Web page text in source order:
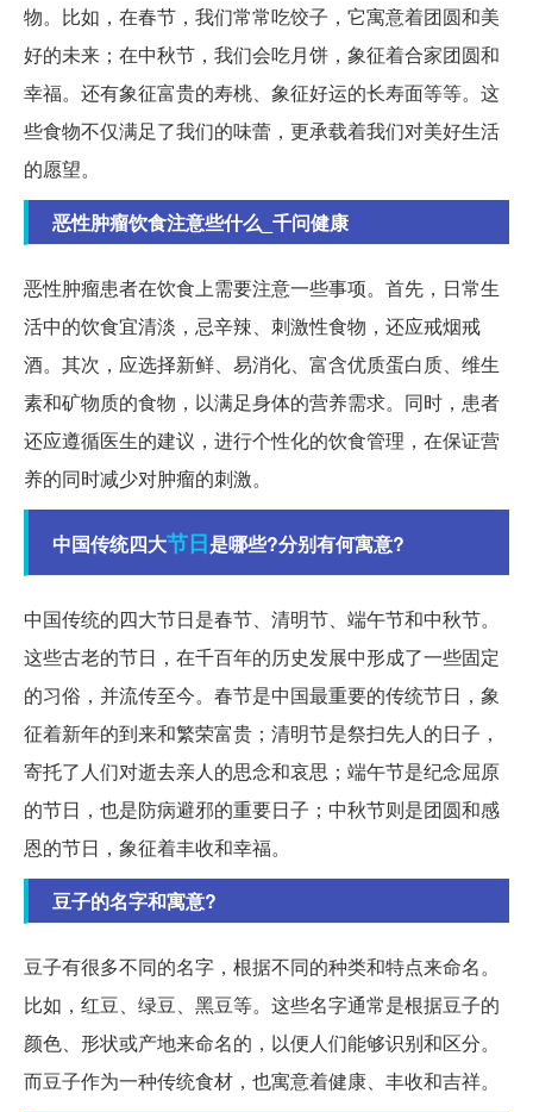
物。比如，在春节，我们常常吃饺子，它寓意着团圆和美
好的未来；在中秋节，我们会吃月饼，象征着合家团圆和
幸福。还有象征富贵的寿桃、象征好运的长寿面等等。这
些食物不仅满足了我们的味蕾，更承载着我们对美好生活
的愿望。
恶性肿瘤饮食注意些什么_千问健康
恶性肿瘤患者在饮食上需要注意一些事项。首先，日常生
活中的饮食宜清淡，忌辛辣、刺激性食物，还应戒烟戒
酒。其次，应选择新鲜、易消化、富含优质蛋白质、维生
素和矿物质的食物，以满足身体的营养需求。同时，患者
还应遵循医生的建议，进行个性化的饮食管理，在保证营
养的同时减少对肿瘤的刺激。
中国传统四大节日是哪些?分别有何寓意?
中国传统的四大节日是春节、清明节、端午节和中秋节。
这些古老的节日，在千百年的历史发展中形成了一些固定
的习俗，并流传至今。春节是中国最重要的传统节日，象
征着新年的到来和繁荣富贵；清明节是祭扫先人的日子，
寄托了人们对逝去亲人的思念和哀思；端午节是纪念屈原
的节日，也是防病避邪的重要日子；中秋节则是团圆和感
恩的节日，象征着丰收和幸福。
豆子的名字和寓意?
豆子有很多不同的名字，根据不同的种类和特点来命名。
比如，红豆、绿豆、黑豆等。这些名字通常是根据豆子的
颜色、形状或产地来命名的，以便人们能够识别和区分。
而豆子作为一种传统食材，也寓意着健康、丰收和吉祥。